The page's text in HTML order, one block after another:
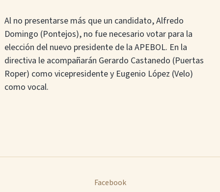
Al no presentarse más que un candidato, Alfredo
Domingo (Pontejos), no fue necesario votar para la
elección del nuevo presidente de la APEBOL. En la
directiva le acompañarán Gerardo Castanedo (Puertas
Roper) como vicepresidente y Eugenio López (Velo)
como vocal.
Facebook